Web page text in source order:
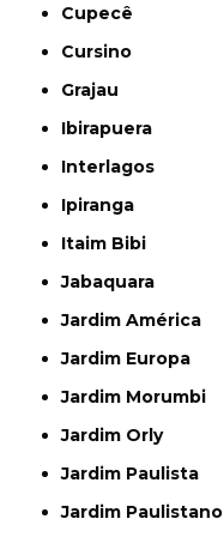
Cupecê
Cursino
Grajau
Ibirapuera
Interlagos
Ipiranga
Itaim Bibi
Jabaquara
Jardim América
Jardim Europa
Jardim Morumbi
Jardim Orly
Jardim Paulista
Jardim Paulistano